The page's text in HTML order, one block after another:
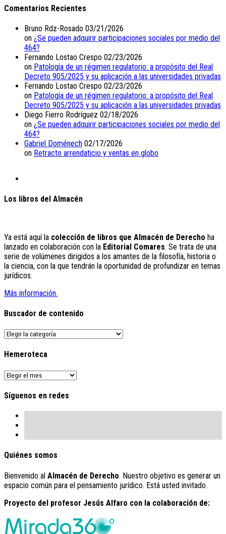
Comentarios Recientes
Bruno Rdz-Rosado 03/21/2026
on ¿Se pueden adquirir participaciones sociales por medio del
464?
Fernando Lostao Crespo 02/23/2026
on Patología de un régimen regulatorio: a propósito del Real
Decreto 905/2025 y su aplicación a las universidades privadas
Fernando Lostao Crespo 02/23/2026
on Patología de un régimen regulatorio: a propósito del Real
Decreto 905/2025 y su aplicación a las universidades privadas
Diego Fierro Rodríguez 02/18/2026
on ¿Se pueden adquirir participaciones sociales por medio del
464?
Gabriel Doménech 02/17/2026
on Retracto arrendaticio y ventas en globo
Los libros del Almacén
Ya está aquí la colección de libros que Almacén de Derecho ha
lanzado en colaboración con la Editorial Comares. Se trata de una
serie de volúmenes dirigidos a los amantes de la filosofía, historia o
la ciencia, con la que tendrán la oportunidad de profundizar en temas
jurídicos.
Más información.
Buscador de contenido
Buscador
contenido
Hemeroteca
Hemeroteca
Síguenos en redes
Quiénes somos
Bienvenido al Almacén de Derecho. Nuestro objetivo es generar un
espacio común para el pensamiento jurídico. Está usted invitado.
Proyecto del profesor Jesús Alfaro con la colaboración de: